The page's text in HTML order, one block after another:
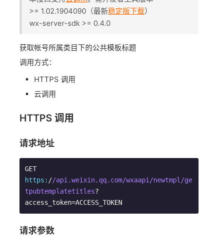
>= 1.02.1904090（最新稳定版下载）
wx-server-sdk >= 0.4.0
获取帐号所属类目下的公共模板标题
调用方式：
HTTPS 调用
云调用
HTTPS 调用
请求地址
GET
https: //api.weixin.qq.com/wxaapi /newtmpl/ge
tpubtemplatetitles?
请求参数